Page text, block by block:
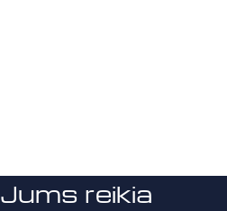
Jums reikia